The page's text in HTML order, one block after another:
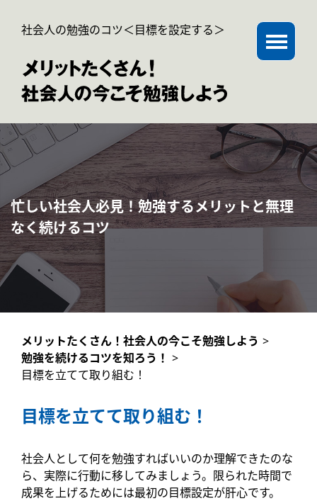
社会人の勉強のコツ＜目標を設定する＞
忙しい社会人必見！勉強するメリットと無理
なく続けるコツ
メリットたくさん！社会人の今こそ勉強しよう >
勉強を続けるコツを知ろう！ >
目標を立てて取り組む！
目標を立てて取り組む！
社会人として何を勉強すればいいのか理解できたのな
ら、実際に行動に移してみましょう。限られた時間で
成果を上げるためには最初の目標設定が肝心です。